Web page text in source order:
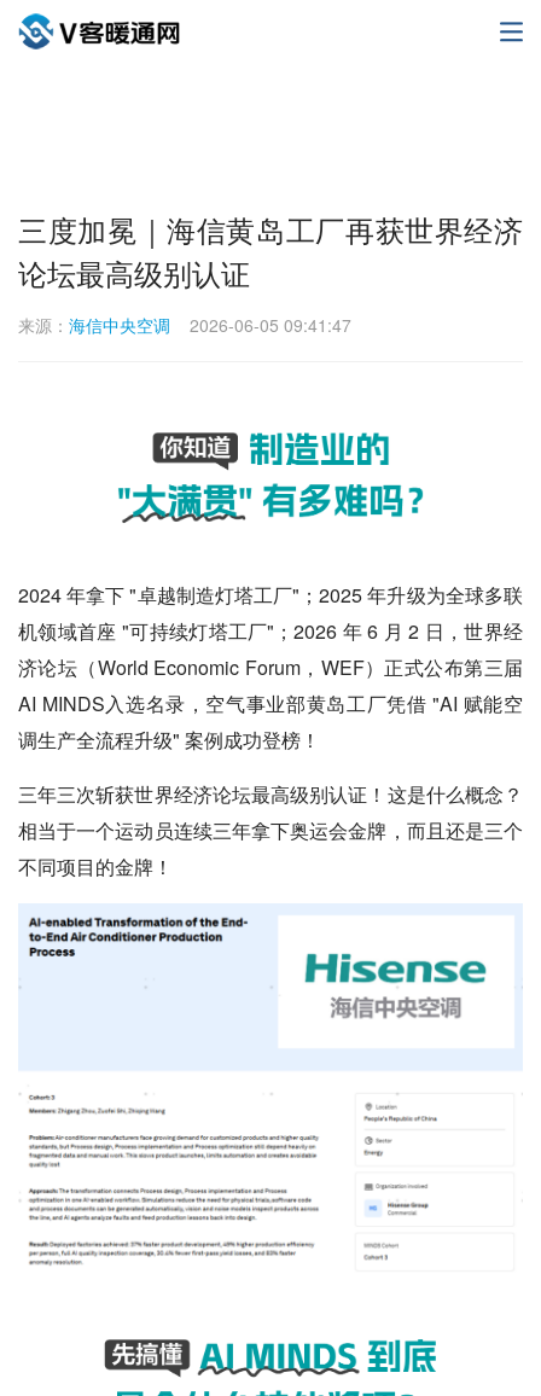
三度加冕｜海信黄岛工厂再获世界经济
论坛最高级别认证
来源： 海信中央空调 2026-06-05 09:41:47
2024 年拿下 "卓越制造灯塔工厂"；2025 年升级为全球多联
机领域首座 "可持续灯塔工厂"；2026 年 6 月 2 日，世界经
济论坛（World Economic Forum，WEF）正式公布第三届
AI MINDS入选名录，空气事业部黄岛工厂凭借 "AI 赋能空
调生产全流程升级" 案例成功登榜！
三年三次斩获世界经济论坛最高级别认证！这是什么概念？
相当于一个运动员连续三年拿下奥运会金牌，而且还是三个
不同项目的金牌！